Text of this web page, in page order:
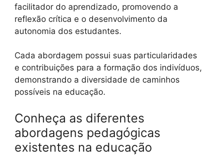
facilitador do aprendizado, promovendo a
reflexão crítica e o desenvolvimento da
autonomia dos estudantes.
Cada abordagem possui suas particularidades
e contribuições para a formação dos indivíduos,
demonstrando a diversidade de caminhos
possíveis na educação.
Conheça as diferentes
abordagens pedagógicas
existentes na educação